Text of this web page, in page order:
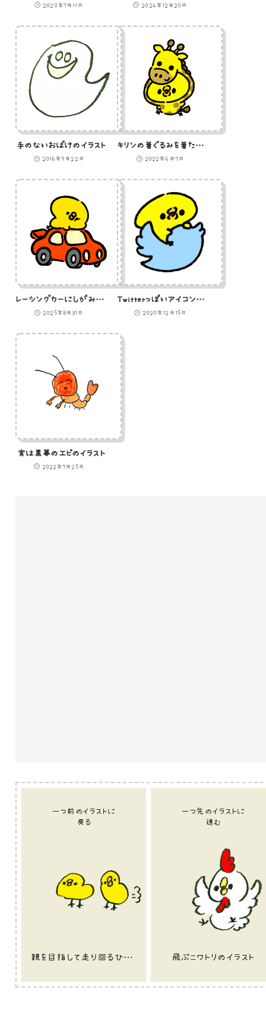
2020年7月11日 2024年12月20日
手のないおばけのイラスト
2016年9月22日
キリンの着ぐるみを着たひよこのイラスト
2022年6月7日
レーシングカーにしがみついているひよこ
2025年8月31日
Twitterっぽいアイコンに乗っているひよこのイラスト
2020年12月15日
実は黒幕のエビのイラスト
2022年7月25日
一つ前のイラストに
戻る
親を目指して走り回るひよこのイラスト
一つ先のイラストに
進む
飛ぶニワトリのイラスト